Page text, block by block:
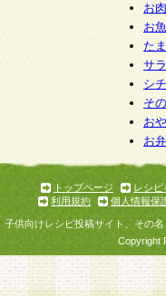
お
お
た
サ
シ
そ
お
お
トップページ
レシピ
利用規約
個人情報保
子供向けレシピ投稿サイト、その
Copyright